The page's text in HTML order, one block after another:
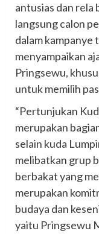
antusias dan rela
langsung calon
dalam
menyampaikan
Pringsewu,
untuk memilih
“Pertunjukan
merupakan
selain kuda
melibatkan grup
berbakat yang
merupakan
budaya dan
yaitu Pringsewu